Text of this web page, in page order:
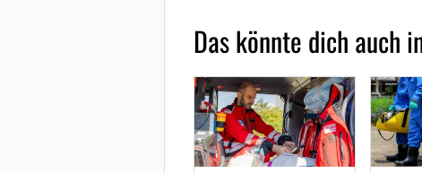
Das könnte dich auch